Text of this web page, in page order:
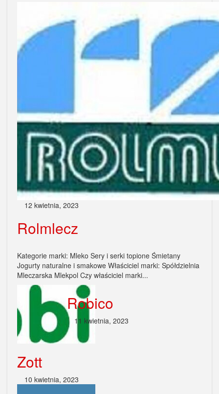
12 kwietnia, 2023
Rolmlecz
Kategorie marki: Mleko Sery i serki topione Śmietany
Jogurty naturalne i smakowe Właściciel marki: Spółdzielnia
Mleczarska Mlekpol Czy właściciel marki...
Robico
11 kwietnia, 2023
Zott
10 kwietnia, 2023